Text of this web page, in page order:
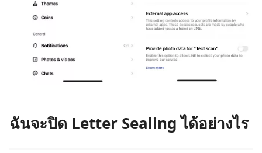
ฉันจะปิด Letter Sealing ได้อย่างไร